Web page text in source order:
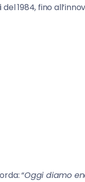
1984, fino
“Oggi diamo